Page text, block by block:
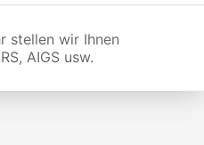
stellen wir Ihnen
AIGS usw.